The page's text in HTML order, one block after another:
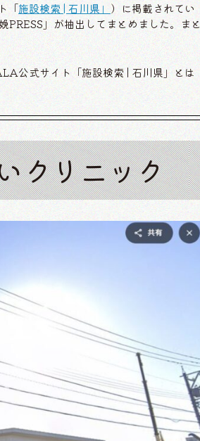
「施設検索 | 石川県」 ）に掲載されてい
」が抽出してまとめました。まと
公式サイト「施設検索 | 石川県」とは
クリニック